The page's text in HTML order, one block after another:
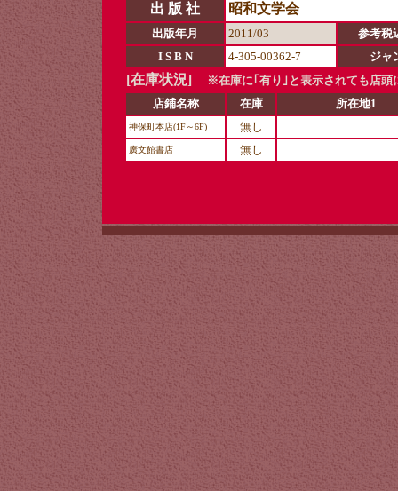
出 版 社
昭和文学会
出版年月 2011/03
参考税
I S B N
4-305-00362-7 ジャ
[在庫状況]
※在庫に｢有り｣と表示されても店頭
店鋪名称
在庫 所在地1
神保町本店(1F～6F) 無し
廣文館書店 無し